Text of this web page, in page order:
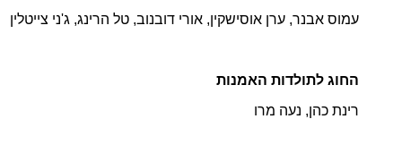
עמוס אבנר, ערן אוסישקין, אורי דובנוב, טל הרינג, ג'ני צייטלין
החוג לתולדות האמנות
רינת כהן, נעה מרו